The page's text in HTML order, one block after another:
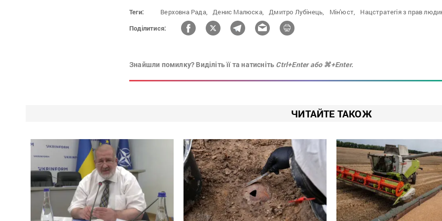
Теги: Верховна Рада, Денис Малюска, Дмитро Лубінець, Мін'юст,
Нацстратегія з прав
Поділитися:
Знайшли помилку? Виділіть її та натисніть Ctrl+Enter або ⌘+Enter.
ЧИТАЙТЕ ТАКОЖ